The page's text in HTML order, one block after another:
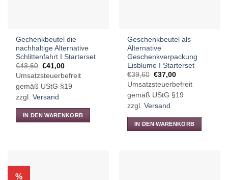
werden
Gechenkbeutel die
nachhaltige Alternative
Schlittenfahrt I Starterset
€43,60 Ursprünglicher
Preis
war:
€43,60
€41,00Aktueller
Preis
ist:
€41,00.
Umsatzsteuerbefreit
gemäß UStG §19
zzgl.Versand
IN DEN WARENKORB
Geschenkbeutel als
Alternative
Geschenkverpackung
Eisblume I Starterset
€39,60 Ursprünglicher
Preis
war:
€39,60
€37,00Aktueller
Preis
ist:
€37,00.
Umsatzsteuerbefreit
gemäß UStG §19
zzgl.Versand
IN DEN WARENKORB
%